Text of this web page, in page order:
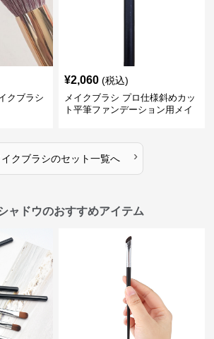
クブラシ
¥2,060 (税込)
メイクブラシ プロ仕様斜めカッ
ト平筆ファンデーション用メイ
イクブラシのセット一覧へ ›
ャドウのおすすめアイテム